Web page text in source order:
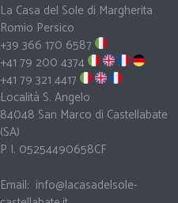
La Casa del Sole di Margherita
Romio Persico
+39 366 170 6587
+41 79 200 4374
+41 79 321 4417
Località S. Angelo
84048 San Marco di Castellabate
(SA)
P I. 05254490658CF
Email: info@lacasadelsole-